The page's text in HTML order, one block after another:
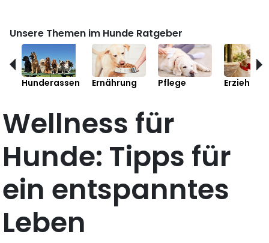
Unsere Themen im Hunde Ratgeber
Hunderassen Ernährung Pflege Erziehung
Wellness für
Hunde: Tipps für
ein entspanntes
Leben